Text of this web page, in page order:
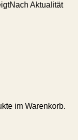
im Warenkorb.
Nach Aktualität